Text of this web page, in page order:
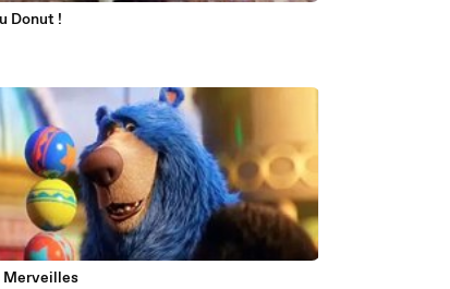
Donut !
Merveilles